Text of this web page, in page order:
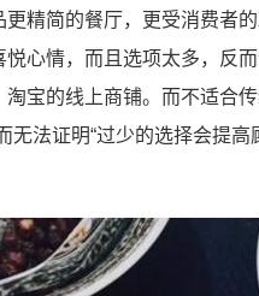
精简的餐厅，更受消费者
心情，而且选项太多，反
宝的线上商铺。而不适合
无法证明“过少的选择会提